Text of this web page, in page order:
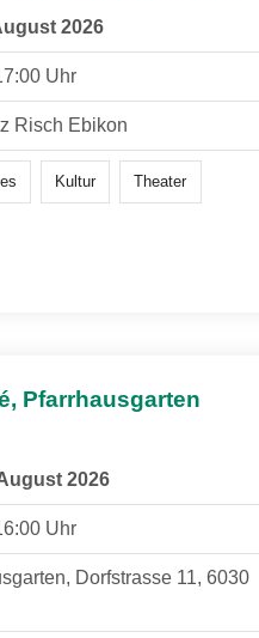
2026
Uhr
Risch Ebikon
Kultur Theater
Pfarrhausgarten
2026
Uhr
Dorfstrasse 11, 6030